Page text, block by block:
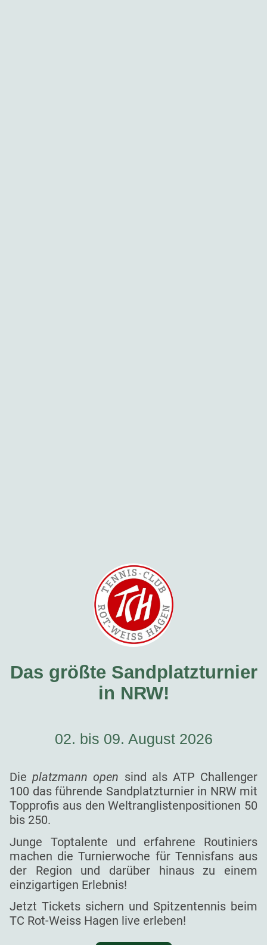
Das größte Sandplatzturnier
in NRW!
02. bis 09. August 2026
Dieplatzmann open sind als ATP Challenger
100 das führende Sandplatzturnier in NRW mit
Topprofis aus den Weltranglistenpositionen 50
bis 250.
Junge Toptalente und erfahrene Routiniers
machen die Turnierwoche für Tennisfans aus
der Region und darüber hinaus zu einem
einzigartigen Erlebnis!
Jetzt Tickets sichern und Spitzentennis beim
TC Rot-Weiss Hagen live erleben!